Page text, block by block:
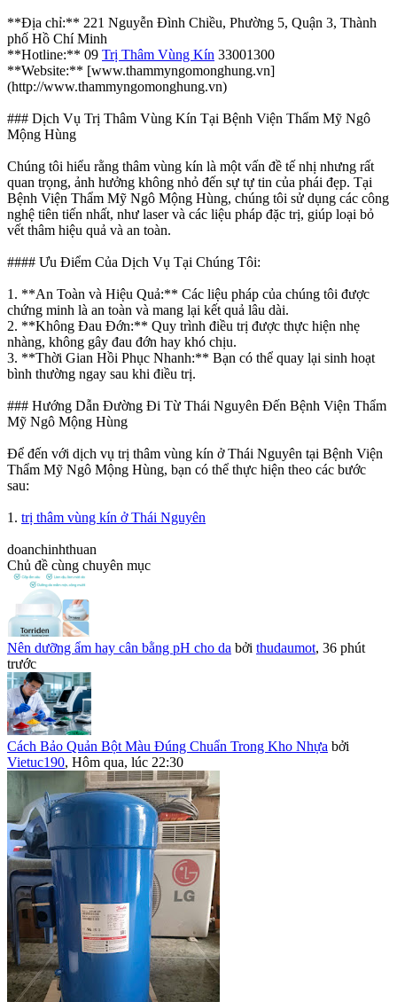
**Địa chỉ:** 221 Nguyễn Đình Chiều, Phường 5, Quận 3, Thành
phố Hồ Chí Minh
**Hotline:** 09 Trị Thâm Vùng Kín 33001300
**Website:** [www.thammyngomonghung.vn]
(http://www.thammyngomonghung.vn)
### Dịch Vụ Trị Thâm Vùng Kín Tại Bệnh Viện Thẩm Mỹ Ngô
Mộng Hùng
Chúng tôi hiểu rằng thâm vùng kín là một vấn đề tế nhị nhưng rất
quan trọng, ảnh hưởng không nhỏ đến sự tự tin của phái đẹp. Tại
Bệnh Viện Thẩm Mỹ Ngô Mộng Hùng, chúng tôi sử dụng các công
nghệ tiên tiến nhất, như laser và các liệu pháp đặc trị, giúp loại bỏ
vết thâm hiệu quả và an toàn.
#### Ưu Điểm Của Dịch Vụ Tại Chúng Tôi:
1. **An Toàn và Hiệu Quả:** Các liệu pháp của chúng tôi được
chứng minh là an toàn và mang lại kết quả lâu dài.
2. **Không Đau Đớn:** Quy trình điều trị được thực hiện nhẹ
nhàng, không gây đau đớn hay khó chịu.
3. **Thời Gian Hồi Phục Nhanh:** Bạn có thể quay lại sinh hoạt
bình thường ngay sau khi điều trị.
### Hướng Dẫn Đường Đi Từ Thái Nguyên Đến Bệnh Viện Thẩm
Mỹ Ngô Mộng Hùng
Để đến với dịch vụ trị thâm vùng kín ở Thái Nguyên tại Bệnh Viện
Thẩm Mỹ Ngô Mộng Hùng, bạn có thể thực hiện theo các bước
sau:
1. trị thâm vùng kín ở Thái Nguyên
doanchinhthuan
Chủ đề cùng chuyên mục
Nên dưỡng ẩm hay cân bằng pH cho da bởi thudaumot, 36 phút
trước
Cách Bảo Quản Bột Màu Đúng Chuẩn Trong Kho Nhựa bởi
Vietuc190, Hôm qua, lúc 22:30